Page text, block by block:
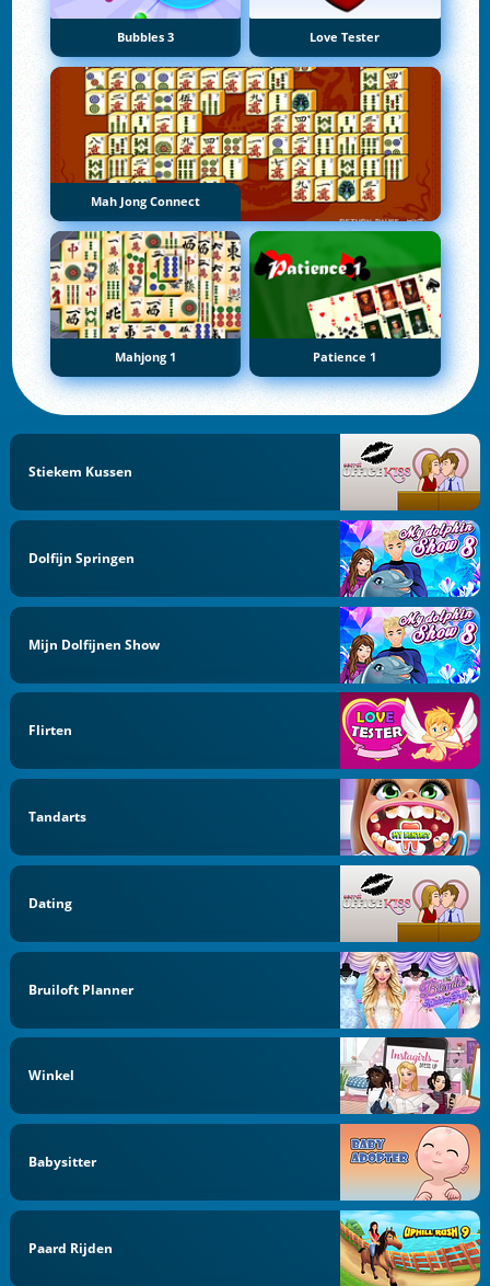
Bubbles 3 Love Tester
Mah Jong Connect
Mahjong 1 Patience 1
Stiekem Kussen
Dolfijn Springen
Mijn Dolfijnen Show
Flirten
Tandarts
Dating
Bruiloft Planner
Winkel
Babysitter
Paard Rijden